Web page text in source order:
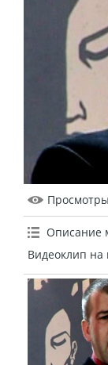
Просмотры
Описание
Видеоклип на